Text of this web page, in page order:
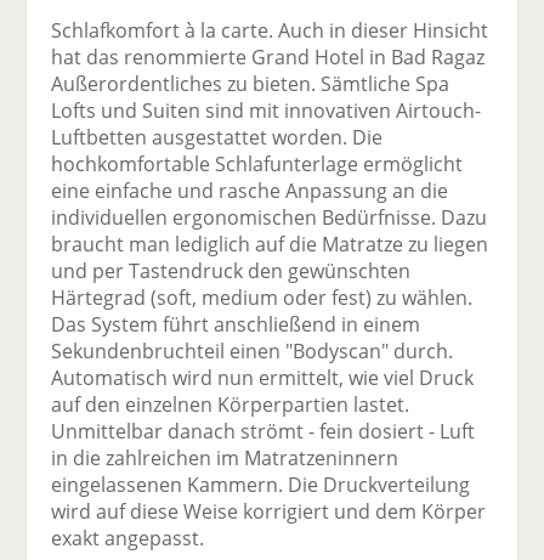
Schlafkomfort à la carte. Auch in dieser Hinsicht
hat das renommierte Grand Hotel in Bad Ragaz
Außerordentliches zu bieten. Sämtliche Spa
Lofts und Suiten sind mit innovativen Airtouch-
Luftbetten ausgestattet worden. Die
hochkomfortable Schlafunterlage ermöglicht
eine einfache und rasche Anpassung an die
individuellen ergonomischen Bedürfnisse. Dazu
braucht man lediglich auf die Matratze zu liegen
und per Tastendruck den gewünschten
Härtegrad (soft, medium oder fest) zu wählen.
Das System führt anschließend in einem
Sekundenbruchteil einen "Bodyscan" durch.
Automatisch wird nun ermittelt, wie viel Druck
auf den einzelnen Körperpartien lastet.
Unmittelbar danach strömt - fein dosiert - Luft
in die zahlreichen im Matratzeninnern
eingelassenen Kammern. Die Druckverteilung
wird auf diese Weise korrigiert und dem Körper
exakt angepasst.